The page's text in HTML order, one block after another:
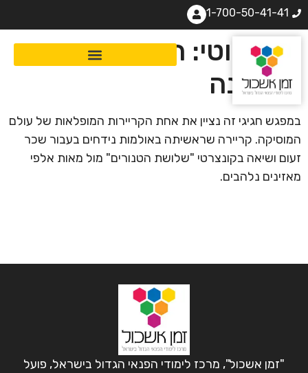
1-700-50-41-41
פבארוטי: הטנוריסימו
ממודנה
במפגש חגיגי זה נציין את אחת הקריירות המופלאות של עולם
המוסיקה. קריירה שראשיתה באולמות נידחים בעבור שכר
זעום ושיאה בקונצרטי "שלושת הטנורים" מול מאות אלפי
מאזינים נלהבים.
"זמן אשכול", מרכז לימודי הפנאי הגדול בישראל, פועל